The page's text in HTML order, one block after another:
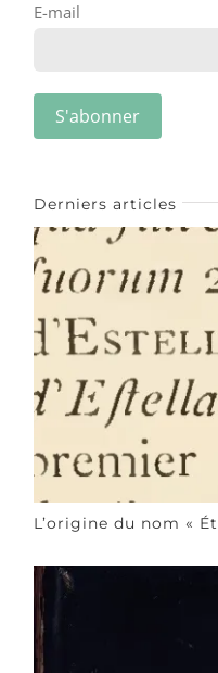
E-mail
Derniers articles
L’origine du nom «